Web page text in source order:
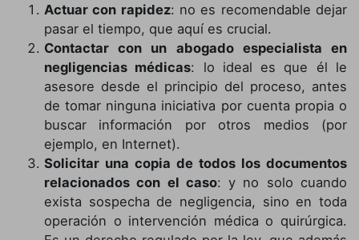
Actuar con rapidez: no es recomendable dejar
pasar el tiempo, que aquí es crucial.
Contactar con un abogado especialista en
negligencias médicas: lo ideal es que él le
asesore desde el principio del proceso, antes
de tomar ninguna iniciativa por cuenta propia o
buscar información por otros medios (por
ejemplo, en Internet).
Solicitar una copia de todos los documentos
relacionados con el caso: y no solo cuando
exista sospecha de negligencia, sino en toda
operación o intervención médica o quirúrgica.